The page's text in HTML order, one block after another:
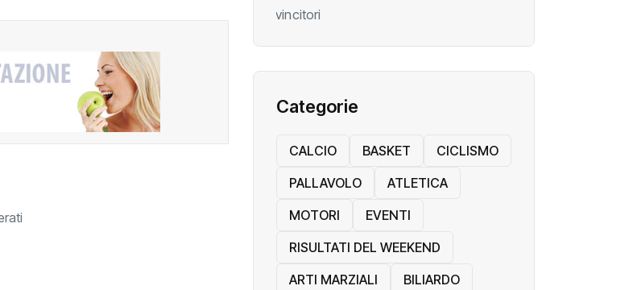
Categorie
CALCIO BASKET
CICLISMO
PALLAVOLO
ATLETICA
MOTORI
EVENTI
RISULTATI DEL WEEKEND
ARTI MARZIALI
BILIARDO